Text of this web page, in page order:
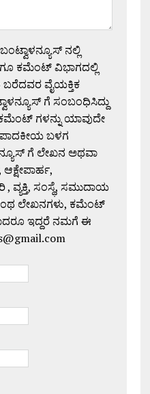
ನಲ್ಲಿ
ಕಮೆಂಟ್ ವಿಭಾಗದಲ್ಲಿ
ಬರೆದವರ ವೈಯಕ್ತಿಕ
ಗೆ ಸಂಬಂಧಿಸಿದ್ದು
ಗಳನ್ನು ಯಾವುದೇ
ಬಳಗ
ಗೆ ಲೇಖನ ಅಥವಾ
ವ್ಯಕ್ತಿ, ಸಂಸ್ಥೆ, ಸಮುದಾಯ
ಲೇಖನಗಳು, ಕಮೆಂಟ್
ಇದ್ದರೆ ನಮಗೆ ಈ